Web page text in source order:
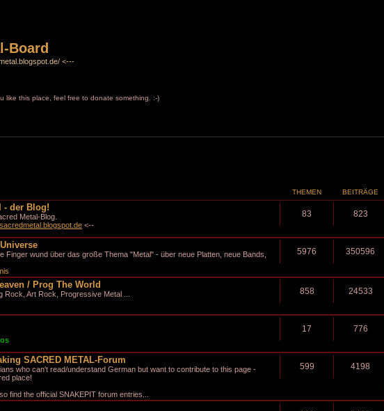
Board
<---
like this place, feel free to donate something. :-)
THEMEN BEITRÄGE
- der Blog!
Metal-Blog.
<--
83 823
Finger wund über das große Thema "Metal" - über neue Platten, neue Bands,
5976 350596
/ Prog The World
Rock, Art Rock, Progressive Metal ... 858 24533
17 776
SACRED METAL-Forum
who can't read/understand German but want to contribute to this page -
place!
find the official SNAKEPIT forum entries...
599 4198